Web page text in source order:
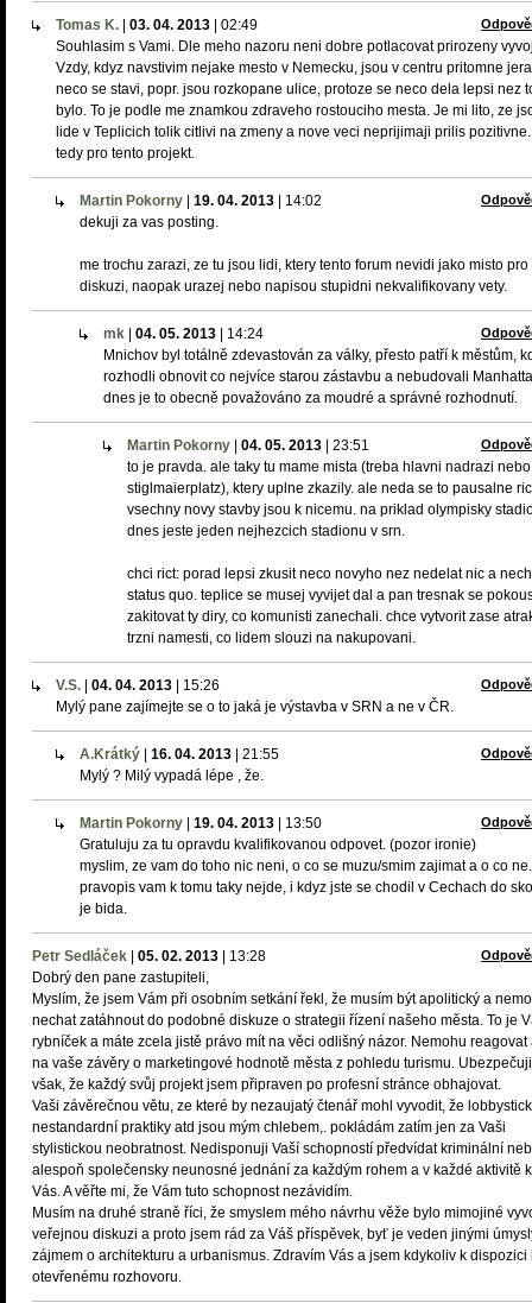
Tomas K. 03. 04. 2013 02:49
Souhlasim s Vami. Dle meho nazoru neni dobre potlacovat prirozeny
Vzdy, kdyz navstivim nejake mesto v Nemecku, jsou v centru pritomne
neco se stavi, popr. jsou rozkopane ulice, protoze se neco dela lepsi nez
bylo. To je podle me znamkou zdraveho rostouciho mesta. Je mi lito, ze
lide v Teplicich tolik citlivi na zmeny a nove veci neprijimaji prilis
tedy pro tento projekt.
Martin Pokorny 19. 04. 2013 14:02
dekuji za vas posting.
me trochu zarazi, ze tu jsou lidi, ktery tento forum nevidi jako misto pro
diskuzi, naopak urazej nebo napisou stupidni nekvalifikovany vety.
mk 04. 05. 2013 14:24
Mnichov byl totálně zdevastován za války, přesto patří k městům,
rozhodli obnovit co nejvíce starou zástavbu a nebudovali
dnes je to obecně považováno za moudré a správné rozhodnutí.
Martin Pokorny 04. 05. 2013 23:51
to je pravda. ale taky tu mame mista (treba hlavni nadrazi nebo
stiglmaierplatz), ktery uplne zkazily. ale neda se to pausalne
vsechny novy stavby jsou k nicemu. na priklad olympisky
dnes jeste jeden nejhezcich stadionu v srn.
chci rict: porad lepsi zkusit neco novyho nez nedelat nic a
status quo. teplice se musej vyvijet dal a pan tresnak se
zakitovat ty diry, co komunisti zanechali. chce vytvorit zase
trzni namesti, co lidem slouzi na nakupovani.
V.S. 04. 04. 2013 15:26
Mylý pane zajímejte se o to jaká je výstavba v SRN a ne v ČR.
A.Krátký 16. 04. 2013 21:55
Mylý ? Milý vypadá lépe , že.
Martin Pokorny 19. 04. 2013 13:50
Gratuluju za tu opravdu kvalifikovanou odpovet. (pozor ironie)
myslim, ze vam do toho nic neni, o co se muzu/smim zajimat a o co ne.
pravopis vam k tomu taky nejde, i kdyz jste se chodil v Cechach do
je bida.
Petr Sedláček 05. 02. 2013 13:28
Dobrý den pane zastupiteli,
Myslím, že jsem Vám při osobním setkání řekl, že musím být apolitický a
nechat zatáhnout do podobné diskuze o strategii řízení našeho města. To je
rybníček a máte zcela jistě právo mít na věci odlišný názor. Nemohu reagovat
na vaše závěry o marketingové hodnotě města z pohledu turismu.
však, že každý svůj projekt jsem připraven po profesní stránce obhajovat.
Vaši závěrečnou větu, ze které by nezaujatý čtenář mohl vyvodit, že
nestandardní praktiky atd jsou mým chlebem,. pokládám zatím jen za Vaši
stylistickou neobratnost. Nedisponuji Vaší schopností předvídat kriminální
alespoň společensky neunosné jednání za každým rohem a v každé aktivitě
Vás. A věřte mi, že Vám tuto schopnost nezávidím.
Musím na druhé straně říci, že smyslem mého návrhu věže bylo mimojiné
veřejnou diskuzi a proto jsem rád za Váš příspěvek, byť je veden jinými
zájmem o architekturu a urbanismus. Zdravím Vás a jsem kdykoliv k dispozici
otevřenému rozhovoru.